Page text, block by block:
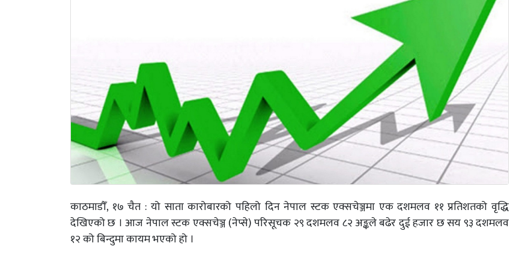
काठमाडौँ, १७ चैत : यो साता कारोबारको पहिलो दिन नेपाल स्टक एक्सचेञ्जमा एक दशमलव ११ प्रतिशतको वृद्धि
देखिएको छ । आज नेपाल स्टक एक्सचेञ्ज (नेप्से) परिसूचक २९ दशमलव ८२ अङ्कले बढेर दुई हजार छ सय ९३ दशमलव
१२ को बिन्दुमा कायम भएको हो ।